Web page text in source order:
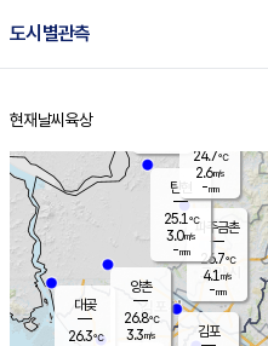
도시별관측
홈
현재날씨 육상
파주금촌
26.7℃
4.1 m/s
-mm
대곶
26.3℃
탄현
25.1℃
3.0m/s
-mm
김포
양촌
26.8℃
3.3m/s
24.7℃
2.6m/s
-mm